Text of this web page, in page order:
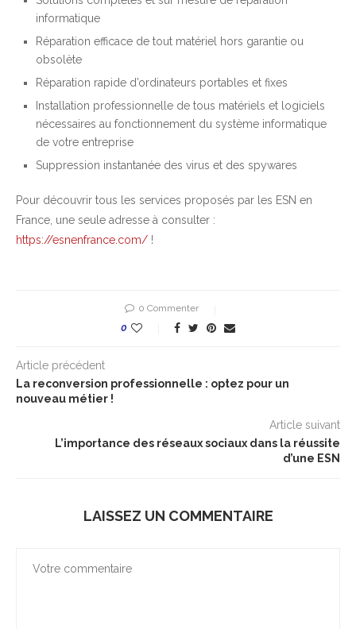
informatique
Réparation efficace de tout matériel hors garantie ou
obsolète
Réparation rapide d’ordinateurs portables et fixes
Installation professionnelle de tous matériels et logiciels
nécessaires au fonctionnement du système informatique
de votre entreprise
Suppression instantanée des virus et des spywares
Pour découvrir tous les services proposés par les ESN en
France, une seule adresse à consulter :
https://esnenfrance.com/ !
0 Commenter
0
Article précédent
La reconversion professionnelle : optez pour un
nouveau métier !
Article suivant
L’importance des réseaux sociaux dans la réussite
d’une ESN
LAISSEZ UN COMMENTAIRE